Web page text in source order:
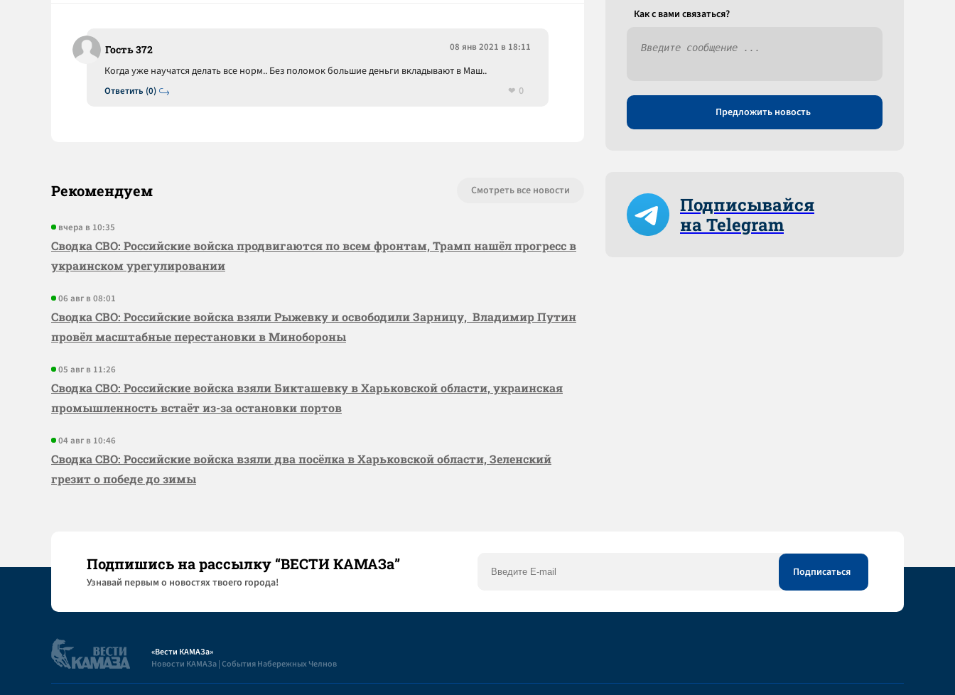
Гость 372 08 янв 2021 в 18:11
Ответить (0)
Когда уже научатся делать все норм.. Без поломок большие деньги вкладывают в Маш..
0
Рекомендуем Смотреть все новости
вчера в 10:35
Сводка СВО: Российские войска продвигаются по всем фронтам, Трамп нашёл прогресс в
украинском урегулировании
06 авг в 08:01
Сводка СВО: Российские войска взяли Рыжевку и освободили Зарницу, Владимир Путин
провёл масштабные перестановки в Минобороны
05 авг в 11:26
Сводка СВО: Российские войска взяли Бикташевку в Харьковской области, украинская
промышленность встаёт из-за остановки портов
04 авг в 10:46
Сводка СВО: Российские войска взяли два посёлка в Харьковской области, Зеленский
грезит о победе до зимы
Как c вами связаться?
Предложить новость
Подписывайся
на Telegram
Подпишись на рассылку “ВЕСТИ КАМАЗа”
Узнaвай первым о новостях твоего города!
«Вести КАМАЗа»
Новости КАМАЗа | События Набережных Челнов